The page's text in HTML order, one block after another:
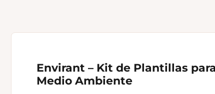
Envirant – Kit de Plantillas
Medio Ambiente